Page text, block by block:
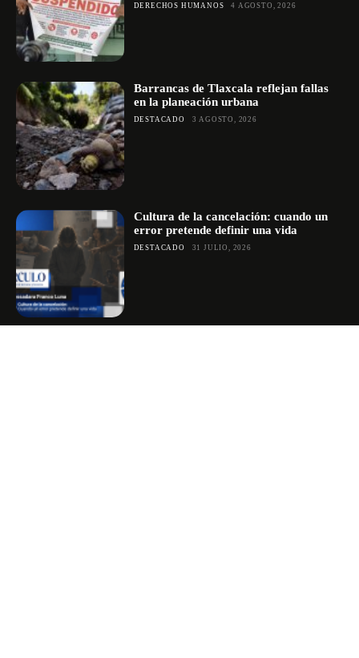
DERECHOS HUMANOS 4 AGOSTO, 2026
Barrancas de Tlaxcala reflejan fallas
en la planeación urbana
DESTACADO 3 AGOSTO, 2026
Cultura de la cancelación: cuando un
error pretende definir una vida
DESTACADO 31 JULIO, 2026